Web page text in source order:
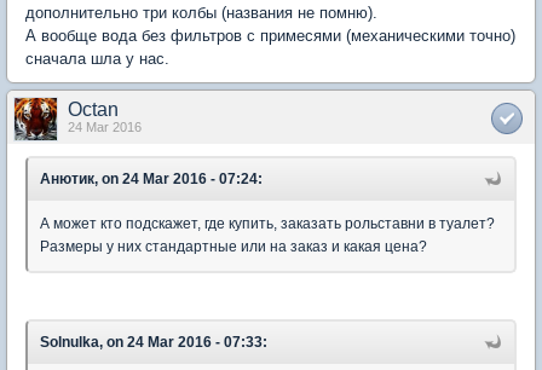
дополнительно три колбы (названия не помню).
А вообще вода без фильтров с примесями (механическими точно)
сначала шла у нас.
Octan
24 Mar 2016
Анютик, on 24 Mar 2016 - 07:24:
А может кто подскажет, где купить, заказать рольставни в туалет?
Размеры у них стандартные или на заказ и какая цена?
Solnulka, on 24 Mar 2016 - 07:33: